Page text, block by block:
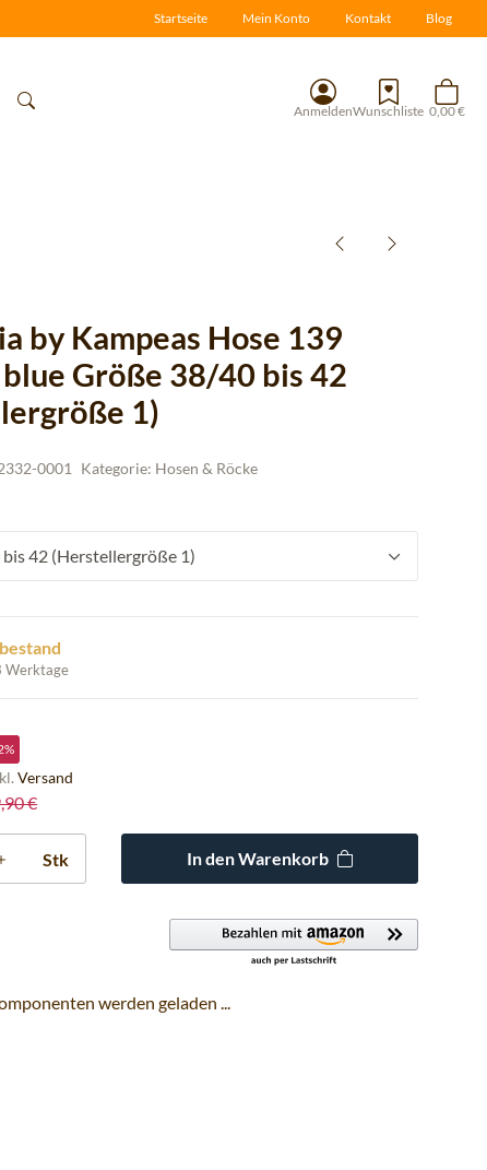
Startseite Mein Konto Kontakt Blog
AnmeldenWunschliste 0,00 €
by Kampeas Hose 139
Größe 38/40 bis 42
1)
0001 Kategorie: Hosen & Röcke
42 (Herstellergröße 1)
Werktage
Versand
€
Stk In den Warenkorb
werden geladen ...